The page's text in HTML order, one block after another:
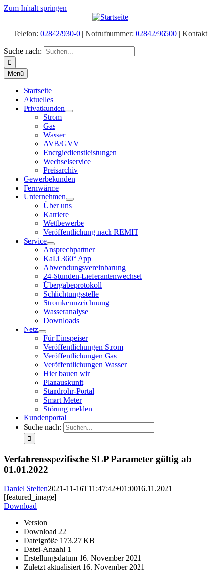
Zum Inhalt springen
Telefon: 02842/930-0 | Notrufnummer: 02842/96500 | Kontakt
Suche nach:
Menü
Startseite
Aktuelles
Privatkunden
Strom
Gas
Wasser
AVB/GVV
Energiedienstleistungen
Wechselservice
Preisarchiv
Gewerbekunden
Fernwärme
Unternehmen
Über uns
Karriere
Wettbewerbe
Veröffentlichung nach REMIT
Service
Ansprechpartner
KaLi 360° App
Abwendungsvereinbarung
24-Stunden-Lieferantenwechsel
Übergabeprotokoll
Schlichtungsstelle
Stromkennzeichnung
Wasseranalyse
Downloads
Netz
Für Einspeiser
Veröffentlichungen Strom
Veröffentlichungen Gas
Veröffentlichungen Wasser
Hier bauen wir
Planauskunft
Standrohr-Portal
Smart Meter
Störung melden
Kundenportal
Suche nach:
Verfahrensspezifische SLP Parameter gültig ab
01.01.2022
Daniel Stelten2021-11-16T11:47:42+01:0016.11.2021|
[featured_image]
Download
Version
Download 22
Dateigröße 173.27 KB
Datei-Anzahl 1
Erstellungsdatum 16. November 2021
Zuletzt aktualisiert 16. November 2021